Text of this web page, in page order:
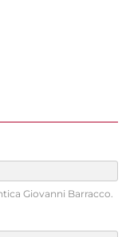
Giovanni Barracco.